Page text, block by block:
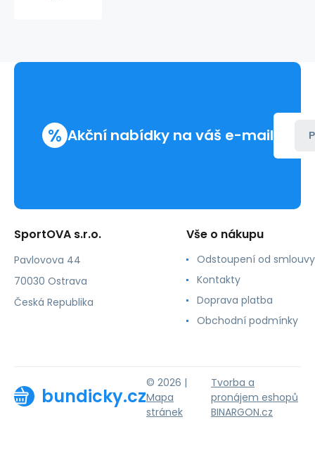
-
% Akční nabídky na váš e-mail
SportOVA s.r.o.
Pavlovova 44
70030 Ostrava
Česká Republika
Vše o nákupu
Odstoupení od smlouvy
Kontakty
Doprava platba
Obchodní podmínky
bundicky.cz
© 2026 |
Mapa
stránek
Tvorba a
pronájem eshopů
BINARGON.cz